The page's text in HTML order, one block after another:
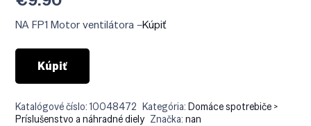
NA FP1 Motor ventilátora –Kúpiť
Kúpiť
Katalógové číslo:10048472 Kategória:Domáce spotrebiče >
Príslušenstvo a náhradné diely Značka:nan